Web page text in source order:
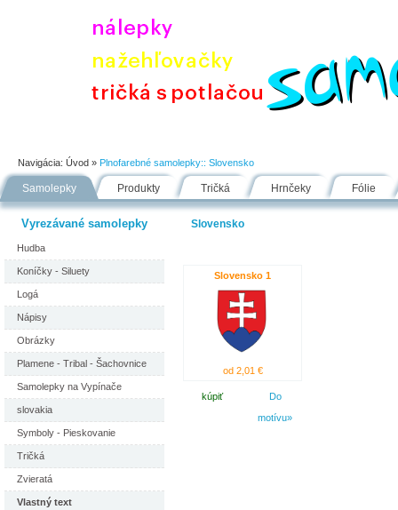
Navigácia: Úvod » Plnofarebné samolepky:: Slovensko
Samolepky Produkty Tričká Hrnčeky Fólie
Vyrezávané samolepky
Hudba
Koníčky - Siluety
Logá
Nápisy
Obrázky
Plamene - Tribal - Šachovnice
Samolepky na Vypínače
slovakia
Symboly - Pieskovanie
Tričká
Zvieratá
Vlastný text
Slovensko
Slovensko 1
od 2,01 €
kúpiť
Do
motívu»